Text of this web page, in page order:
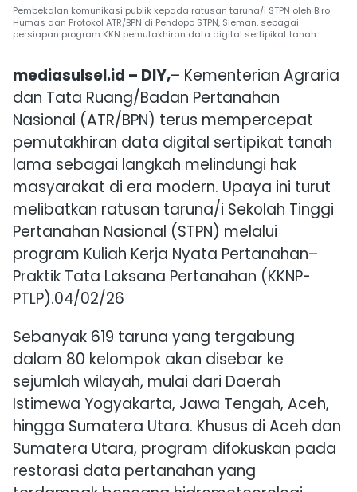
Pembekalan komunikasi publik kepada ratusan taruna/i STPN oleh Biro
Humas dan Protokol ATR/BPN di Pendopo STPN, Sleman, sebagai
persiapan program KKN pemutakhiran data digital sertipikat tanah.
mediasulsel.id – DIY,– Kementerian Agraria
dan Tata Ruang/Badan Pertanahan
Nasional (ATR/BPN) terus mempercepat
pemutakhiran data digital sertipikat tanah
lama sebagai langkah melindungi hak
masyarakat di era modern. Upaya ini turut
melibatkan ratusan taruna/i Sekolah Tinggi
Pertanahan Nasional (STPN) melalui
program Kuliah Kerja Nyata Pertanahan–
Praktik Tata Laksana Pertanahan (KKNP-
PTLP).04/02/26
Sebanyak 619 taruna yang tergabung
dalam 80 kelompok akan disebar ke
sejumlah wilayah, mulai dari Daerah
Istimewa Yogyakarta, Jawa Tengah, Aceh,
hingga Sumatera Utara. Khusus di Aceh dan
Sumatera Utara, program difokuskan pada
restorasi data pertanahan yang